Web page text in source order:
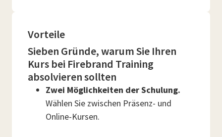
Vorteile
Sieben Gründe, warum Sie Ihren
Kurs bei Firebrand Training
absolvieren sollten
Zwei Möglichkeiten der Schulung.
Wählen Sie zwischen Präsenz- und
Online-Kursen.